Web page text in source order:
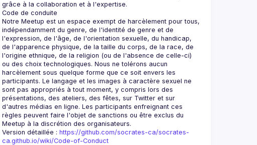
Notre Meetup est un espace exempt de harcèlement pour tous,
indépendamment du genre, de l'identité de genre et de
l'expression, de l'âge, de l'orientation sexuelle, du handicap,
de l'apparence physique, de la taille du corps, de la race, de
l'origine ethnique, de la religion (ou de l'absence de celle-ci)
ou des choix technologiques. Nous ne tolérons aucun
harcèlement sous quelque forme que ce soit envers les
participants. Le langage et les images à caractère sexuel ne
sont pas appropriés à tout moment, y compris lors des
présentations, des ateliers, des fêtes, sur Twitter et sur
d'autres médias en ligne. Les participants enfreignant ces
règles peuvent faire l'objet de sanctions ou être exclus du
Version détaillée : https://github.com/socrates-ca/socrates-
ca.github.io/wiki/Code-of-Conduct